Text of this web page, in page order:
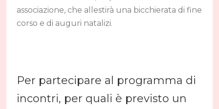
associazione, che allestirà una bicchierata di fine
corso e di auguri natalizi.
Per partecipare al programma di
incontri, per quali è previsto un